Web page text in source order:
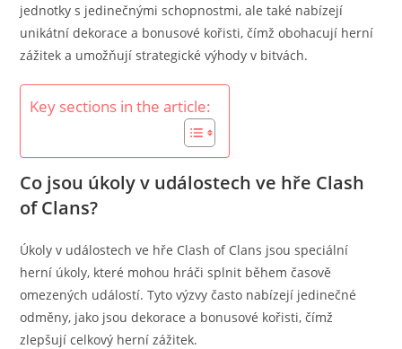
jednotky s jedinečnými schopnostmi, ale také nabízejí
unikátní dekorace a bonusové kořisti, čímž obohacují herní
zážitek a umožňují strategické výhody v bitvách.
Key sections in the article:
Co jsou úkoly v událostech ve hře Clash
of Clans?
Úkoly v událostech ve hře Clash of Clans jsou speciální
herní úkoly, které mohou hráči splnit během časově
omezených událostí. Tyto výzvy často nabízejí jedinečné
odměny, jako jsou dekorace a bonusové kořisti, čímž
zlepšují celkový herní zážitek.